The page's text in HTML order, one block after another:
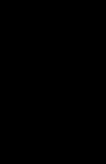
понятен. Получила
всего пару минут.